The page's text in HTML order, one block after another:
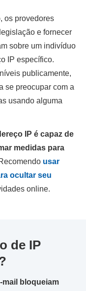
os provedores
e fornecer
sobre um indivíduo
IP específico.
publicamente,
se preocupar com a
usando alguma
IP é capaz de
medidas para
usar
ocultar seu
online.
de IP
mail bloqueiam